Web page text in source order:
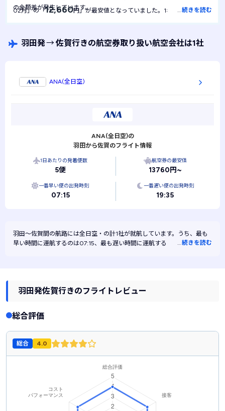
の金額差が発生しています。
02月」の「12,660円」が最安値となっていました。1年間を通して最
…続きを読む
羽田発→佐賀行きの航空券取り扱い航空会社は1社
ANA(全日空)
ANA(全日空)の
羽田から佐賀のフライト情報
1日あたりの発着便数
5便
航空券の最安値
13760円~
一番早い便の出発時刻
07:15
一番遅い便の出発時刻
19:35
羽田～佐賀間の航路には全日空・ の計1社が就航しています。うち、最も
早い時間に運航するのは07:15、最も遅い時間に運航するのは19:35です。
…続きを読む
羽田発佐賀行きのフライトレビュー
総合評価
総合 4.0